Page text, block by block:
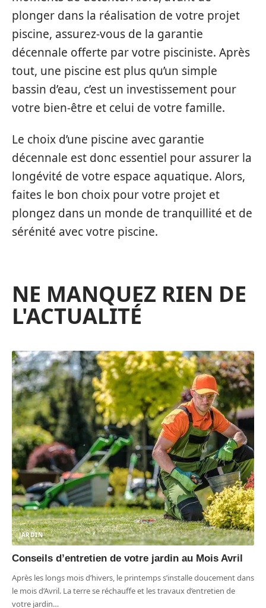
plonger dans la réalisation de votre projet
piscine, assurez-vous de la garantie
décennale offerte par votre pisciniste. Après
tout, une piscine est plus qu’un simple
bassin d’eau, c’est un investissement pour
votre bien-être et celui de votre famille.
Le choix d’une piscine avec garantie
décennale est donc essentiel pour assurer la
longévité de votre espace aquatique. Alors,
faites le bon choix pour votre projet et
plongez dans un monde de tranquillité et de
sérénité avec votre piscine.
NE MANQUEZ RIEN DE
L'ACTUALITÉ
JARDIN
Conseils d’entretien de votre jardin au Mois Avril
Après les longs mois d’hivers, le printemps s’installe doucement dans
le mois d’Avril. La terre se réchauffe et les travaux d’entretien de
votre jardin…